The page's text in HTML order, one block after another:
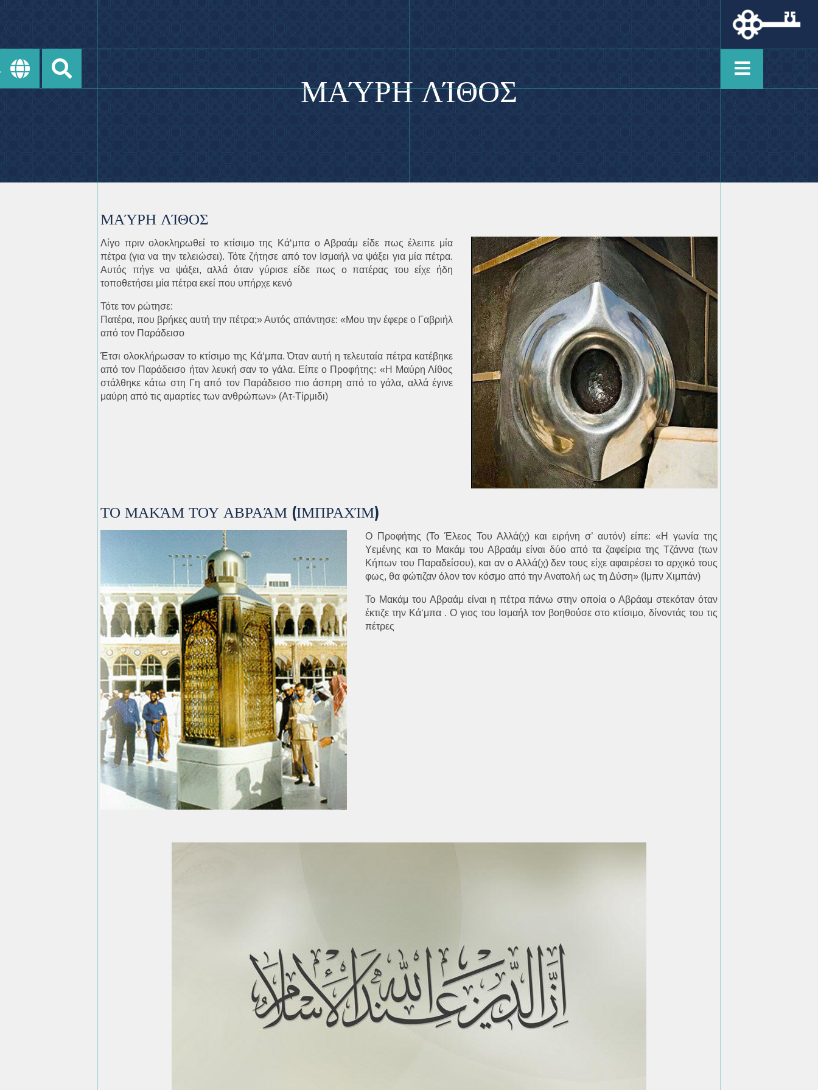
ΜΑΎΡΗ ΛΊΘΟΣ
ΜΑΎΡΗ ΛΊΘΟΣ
Λίγο πριν ολοκληρωθεί το κτίσιμο της Κά‘μπα ο Αβραάμ είδε πως έλειπε μία
πέτρα (για να την τελειώσει). Τότε ζήτησε από τον Ισμαήλ να ψάξει για μία πέτρα.
Αυτός πήγε να ψάξει, αλλά όταν γύρισε είδε πως ο πατέρας του είχε ήδη
τοποθετήσει μία πέτρα εκεί που υπήρχε κενό
Τότε τον ρώτησε:
Πατέρα, που βρήκες αυτή την πέτρα;» Αυτός απάντησε: «Μου την έφερε ο Γαβριήλ
από τον Παράδεισο
Έτσι ολοκλήρωσαν το κτίσιμο της Κά‘μπα. Όταν αυτή η τελευταία πέτρα κατέβηκε
από τον Παράδεισο ήταν λευκή σαν το γάλα. Είπε ο Προφήτης: «Η Μαύρη Λίθος
στάλθηκε κάτω στη Γη από τον Παράδεισο πιο άσπρη από το γάλα, αλλά έγινε
μαύρη από τις αμαρτίες των ανθρώπων» (Ατ-Τίρμιδι)
ΤΟ ΜΑΚΆΜ ΤΟΥ ΑΒΡΑΆΜ (ΙΜΠΡΑΧΊΜ)
Ο Προφήτης (Το Έλεος Του Αλλά(χ) και ειρήνη σ’ αυτόν) είπε: «Η γωνία της
Υεμένης και το Μακάμ του Αβραάμ είναι δύο από τα ζαφείρια της Τζάννα (των
Κήπων του Παραδείσου), και αν ο Αλλά(χ) δεν τους είχε αφαιρέσει το αρχικό τους
φως, θα φώτιζαν όλον τον κόσμο από την Ανατολή ως τη Δύση» (Ιμπν Χιμπάν)
Το Μακάμ του Αβραάμ είναι η πέτρα πάνω στην οποία ο Αβράαμ στεκόταν όταν
έκτιζε την Κά‘μπα . Ο γιος του Ισμαήλ τον βοηθούσε στο κτίσιμο, δίνοντάς του τις
πέτρες